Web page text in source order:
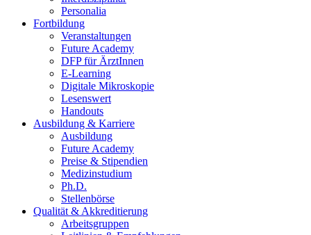
Personalia
Fortbildung
Veranstaltungen
Future Academy
DFP für ÄrztInnen
E-Learning
Digitale Mikroskopie
Lesenswert
Handouts
Ausbildung & Karriere
Ausbildung
Future Academy
Preise & Stipendien
Medizinstudium
Ph.D.
Stellenbörse
Qualität & Akkreditierung
Arbeitsgruppen